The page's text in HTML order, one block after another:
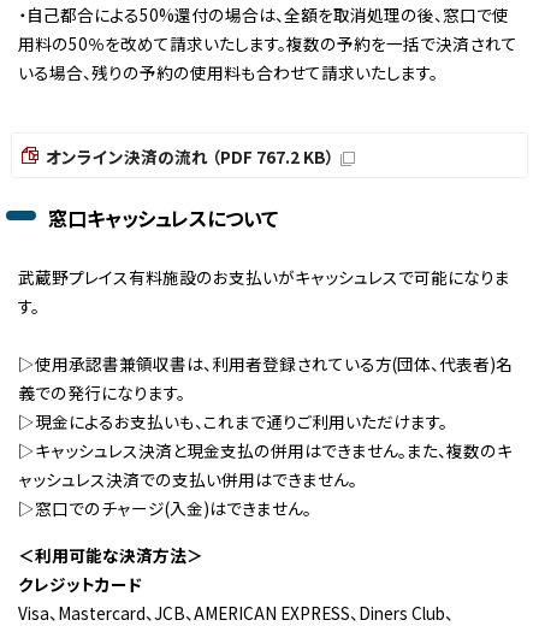
・自己都合による50%還付の場合は、全額を取消処理の後、窓口で使
用料の50％を改めて請求いたします。複数の予約を一括で決済されて
いる場合、残りの予約の使用料も合わせて請求いたします。
オンライン決済の流れ （PDF 767.2 KB）
窓口キャッシュレスについて
武蔵野プレイス有料施設のお支払いがキャッシュレスで可能になりま
す。
▷使用承認書兼領収書は、利用者登録されている方(団体、代表者)名
義での発行になります。
▷現金によるお支払いも、これまで通りご利用いただけます。
▷キャッシュレス決済と現金支払の併用はできません。また、複数のキ
ャッシュレス決済での支払い併用はできません。
▷窓口でのチャージ(入金)はできません。
＜利用可能な決済方法＞
クレジットカード
Visa、Mastercard、JCB、AMERICAN EXPRESS、Diners Club、